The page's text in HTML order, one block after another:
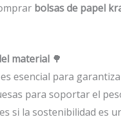
bolsas de papel
material 🌳
esencial para
para soportar el
si la sostenibilidad es